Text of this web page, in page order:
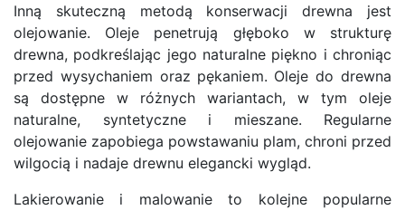
Inną skuteczną metodą konserwacji drewna jest
olejowanie. Oleje penetrują głęboko w strukturę
drewna, podkreślając jego naturalne piękno i chroniąc
przed wysychaniem oraz pękaniem. Oleje do drewna
są dostępne w różnych wariantach, w tym oleje
naturalne, syntetyczne i mieszane. Regularne
olejowanie zapobiega powstawaniu plam, chroni przed
wilgocią i nadaje drewnu elegancki wygląd.
Lakierowanie i malowanie to kolejne popularne